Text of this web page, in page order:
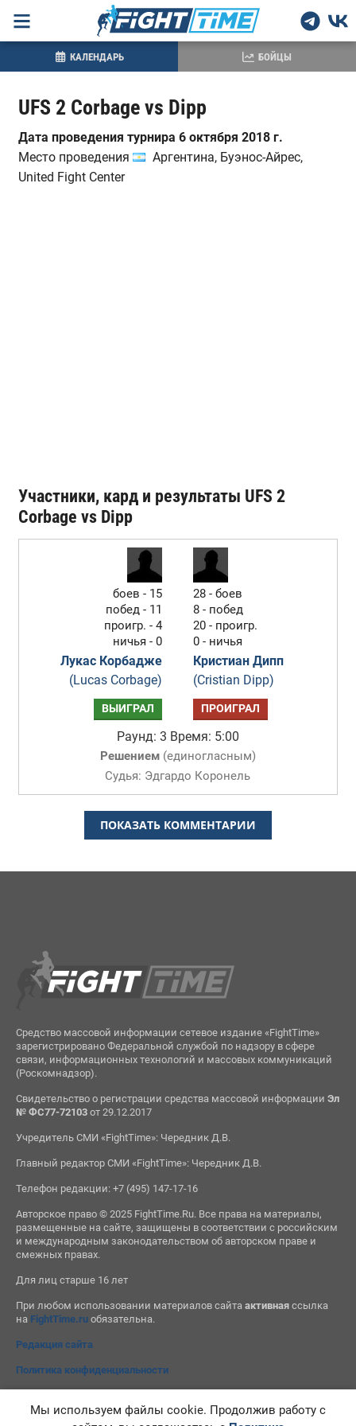
UFS 2 Corbage vs Dipp
Дата проведения турнира 6 октября 2018 г.
Место проведения
Аргентина, Буэнос-Айрес,
United Fight Center
Участники, кард и результаты UFS 2
Corbage vs Dipp
боев - 15
побед - 11
проигр. - 4
ничья - 0
Лукас Корбадже
(Lucas Corbage)
28 - боев
8 - побед
20 - проигр.
0 - ничья
Кристиан Дипп
(Cristian Dipp)
ВЫИГРАЛ ПРОИГРАЛ
Раунд: 3 Время: 5:00
Решением(единогласным)
Судья: Эдгардо Коронель
ПОКАЗАТЬ КОММЕНТАРИИ
КАЛЕНДАРЬ БОЙЦЫ
Средство массовой информации сетевое издание «FightTime»
зарегистрировано Федеральной службой по надзору в сфере
связи, информационных технологий и массовых коммуникаций
(Роскомнадзор).
Свидетельство о регистрации средства массовой информации Эл
№ ФС77-72103от 29.12.2017
Учредитель СМИ «FightTime»: Чередник Д.В.
Главный редактор СМИ «FightTime»: Чередник Д.В.
Телефон редакции: +7 (495) 147-17-16
Авторское право © 2025 FightTime.Ru. Все права на материалы,
размещенные на сайте, защищены в соответствии с российским
и международным законодательством об авторском праве и
смежных правах.
Для лиц старше 16 лет
При любом использовании материалов сайта активнаяссылка
на FightTime.ruобязательна.
Редакция сайта
Политика конфиденциальности
Мы используем файлы cookie. Продолжив работу с